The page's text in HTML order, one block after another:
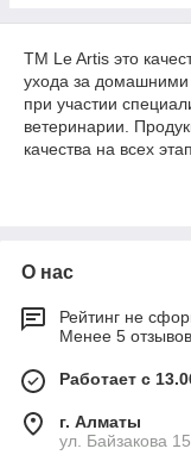
ТМ Le Artis это
ухода за
при участии
ветеринарии.
качества на всех
О нас
Рейтинг не
Менее 5
Работает с
г. Алматы
ул. Байзакова